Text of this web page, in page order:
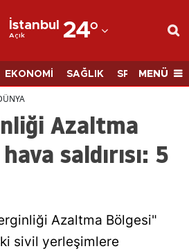
İstanbul
Açık 24°
Adana
Adıyaman
Afyonkarahisar
Ağrı
Amasya
Antalya
Artvin
EKONOMİ SAĞLIK SPORMENÜ
Azaltma
saldırısı: 5
Azaltma Bölgesi"
sivil yerleşimlere